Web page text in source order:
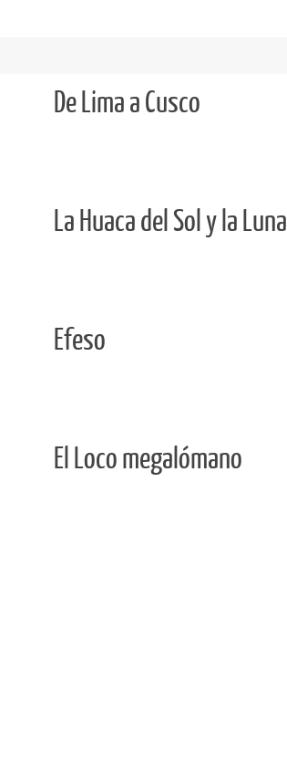
De Lima a Cusco
La Huaca del Sol y la Luna
Efeso
El Loco megalómano